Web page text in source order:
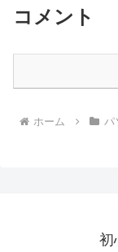
コメント
ホーム パ
初